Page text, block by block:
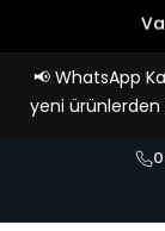
📢 WhatsApp
yeni ürünlerden